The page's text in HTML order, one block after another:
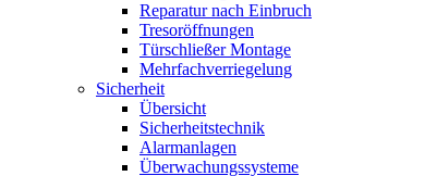
Reparatur nach Einbruch
Tresoröffnungen
Türschließer Montage
Mehrfachverriegelung
Sicherheit
Übersicht
Sicherheitstechnik
Alarmanlagen
Überwachungssysteme